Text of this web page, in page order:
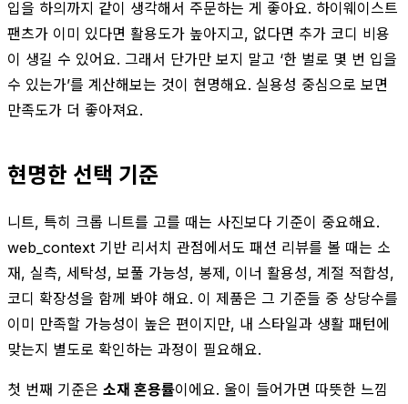
입을 하의까지 같이 생각해서 주문하는 게 좋아요. 하이웨이스트
팬츠가 이미 있다면 활용도가 높아지고, 없다면 추가 코디 비용
이 생길 수 있어요. 그래서 단가만 보지 말고 ‘한 벌로 몇 번 입을
수 있는가’를 계산해보는 것이 현명해요. 실용성 중심으로 보면
만족도가 더 좋아져요.
현명한 선택 기준
니트, 특히 크롭 니트를 고를 때는 사진보다 기준이 중요해요.
web_context 기반 리서치 관점에서도 패션 리뷰를 볼 때는 소
재, 실측, 세탁성, 보풀 가능성, 봉제, 이너 활용성, 계절 적합성,
코디 확장성을 함께 봐야 해요. 이 제품은 그 기준들 중 상당수를
이미 만족할 가능성이 높은 편이지만, 내 스타일과 생활 패턴에
맞는지 별도로 확인하는 과정이 필요해요.
첫 번째 기준은 소재 혼용률이에요. 울이 들어가면 따뜻한 느낌